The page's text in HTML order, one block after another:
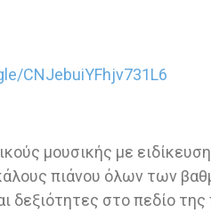
CNJebuiYFhjv731L6
μουσικής με
πιάνου όλων των
δεξιότητες στο πεδίο